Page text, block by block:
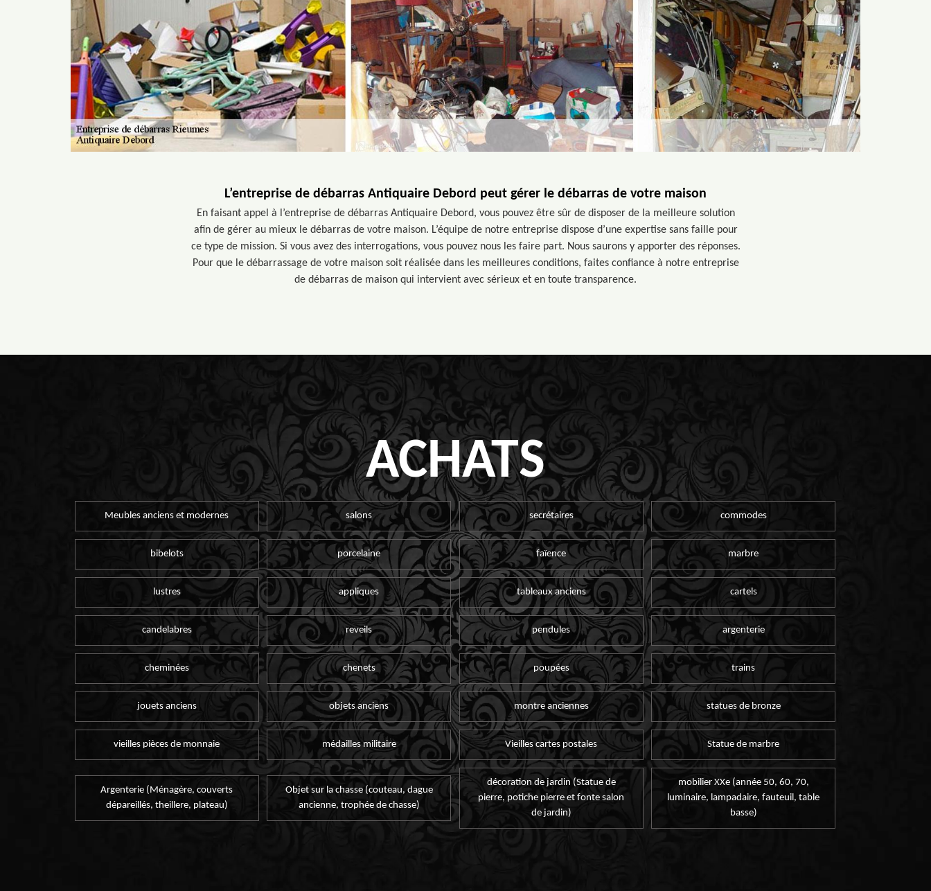
L’entreprise de débarras Antiquaire Debord peut gérer le débarras de votre maison
En faisant appel à l’entreprise de débarras Antiquaire Debord, vous pouvez être sûr de disposer de la meilleure solution
afin de gérer au mieux le débarras de votre maison. L’équipe de notre entreprise dispose d’une expertise sans faille pour
ce type de mission. Si vous avez des interrogations, vous pouvez nous les faire part. Nous saurons y apporter des réponses.
Pour que le débarrassage de votre maison soit réalisée dans les meilleures conditions, faites confiance à notre entreprise
de débarras de maison qui intervient avec sérieux et en toute transparence.
ACHATS
Meubles anciens et modernes salons secrétaires commodes
bibelots porcelaine faïence marbre
lustres appliques tableaux anciens cartels
candelabres reveils pendules argenterie
cheminées chenets poupées trains
jouets anciens objets anciens montre anciennes statues de bronze
vieilles pièces de monnaie médailles militaire Vieilles cartes postales Statue de marbre
Argenterie (Ménagère, couverts
dépareillés, theillere, plateau)
Objet sur la chasse (couteau, dague
ancienne, trophée de chasse)
décoration de jardin (Statue de
pierre, potiche pierre et fonte salon
de jardin)
mobilier XXe (année 50, 60, 70,
luminaire, lampadaire, fauteuil, table
basse)